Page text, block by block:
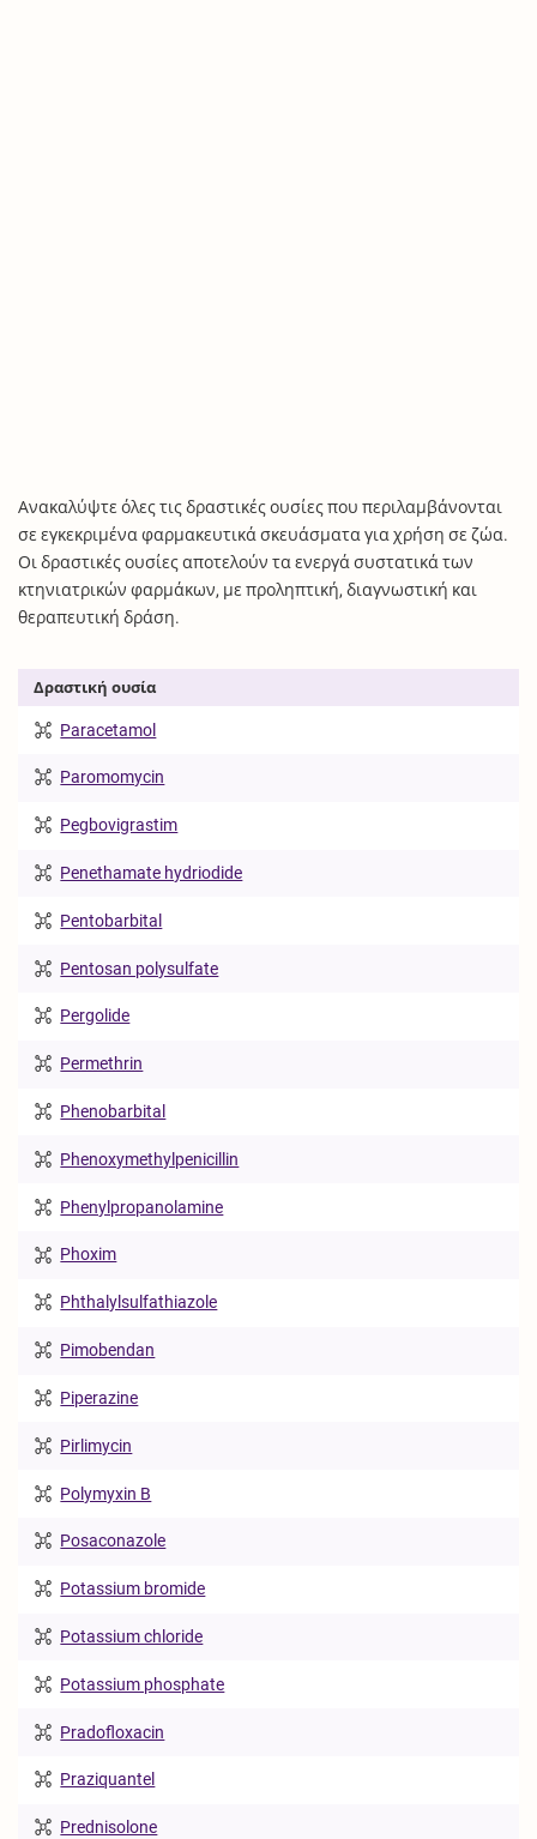
Ανακαλύψτε όλες τις δραστικές ουσίες που περιλαμβάνονται
σε εγκεκριμένα φαρμακευτικά σκευάσματα για χρήση σε ζώα.
Οι δραστικές ουσίες αποτελούν τα ενεργά συστατικά των
κτηνιατρικών φαρμάκων, με προληπτική, διαγνωστική και
θεραπευτική δράση.
Δραστική ουσία
Paracetamol
Paromomycin
Pegbovigrastim
Penethamate hydriodide
Pentobarbital
Pentosan polysulfate
Pergolide
Permethrin
Phenobarbital
Phenoxymethylpenicillin
Phenylpropanolamine
Phoxim
Phthalylsulfathiazole
Pimobendan
Piperazine
Pirlimycin
Polymyxin B
Posaconazole
Potassium bromide
Potassium chloride
Potassium phosphate
Pradofloxacin
Praziquantel
Prednisolone